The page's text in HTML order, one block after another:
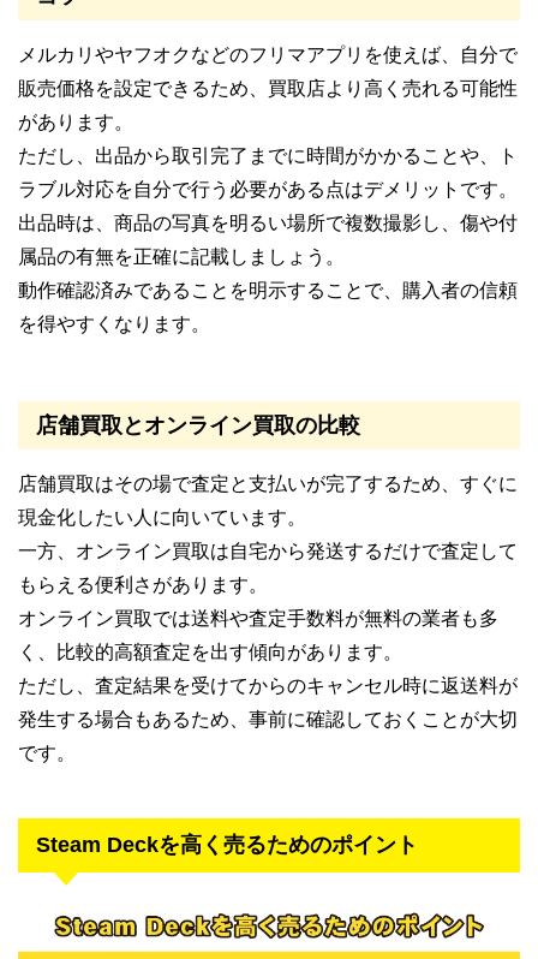
メルカリやヤフオクなどのフリマアプリを使えば、自分で
販売価格を設定できるため、買取店より高く売れる可能性
があります。
ただし、出品から取引完了までに時間がかかることや、ト
ラブル対応を自分で行う必要がある点はデメリットです。
出品時は、商品の写真を明るい場所で複数撮影し、傷や付
属品の有無を正確に記載しましょう。
動作確認済みであることを明示することで、購入者の信頼
を得やすくなります。
店舗買取とオンライン買取の比較
店舗買取はその場で査定と支払いが完了するため、すぐに
現金化したい人に向いています。
一方、オンライン買取は自宅から発送するだけで査定して
もらえる便利さがあります。
オンライン買取では送料や査定手数料が無料の業者も多
く、比較的高額査定を出す傾向があります。
ただし、査定結果を受けてからのキャンセル時に返送料が
発生する場合もあるため、事前に確認しておくことが大切
です。
Steam Deckを高く売るためのポイント